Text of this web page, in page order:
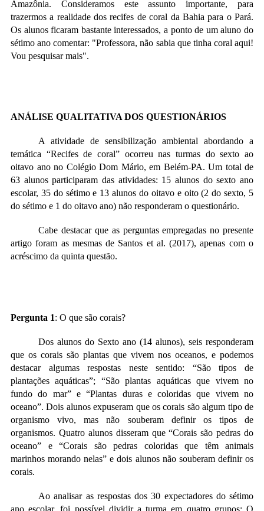
Amazônia. Consideramos este assunto importante, para
trazermos a realidade dos recifes de coral da Bahia para o Pará.
Os alunos ficaram bastante interessados, a ponto de um aluno do
sétimo ano comentar: "Professora, não sabia que tinha coral aqui!
Vou pesquisar mais".
ANÁLISE QUALITATIVA DOS QUESTIONÁRIOS
A atividade de sensibilização ambiental abordando a
temática “Recifes de coral” ocorreu nas turmas do sexto ao
oitavo ano no Colégio Dom Mário, em Belém-PA. Um total de
63 alunos participaram das atividades: 15 alunos do sexto ano
escolar, 35 do sétimo e 13 alunos do oitavo e oito (2 do sexto, 5
do sétimo e 1 do oitavo ano) não responderam o questionário.
Cabe destacar que as perguntas empregadas no presente
artigo foram as mesmas de Santos et al. (2017), apenas com o
acréscimo da quinta questão.
Pergunta 1: O que são corais?
Dos alunos do Sexto ano (14 alunos), seis responderam
que os corais são plantas que vivem nos oceanos, e podemos
destacar algumas respostas neste sentido: “São tipos de
plantações aquáticas”; “São plantas aquáticas que vivem no
fundo do mar” e “Plantas duras e coloridas que vivem no
oceano”. Dois alunos expuseram que os corais são algum tipo de
organismo vivo, mas não souberam definir os tipos de
organismos. Quatro alunos disseram que “Corais são pedras do
oceano” e “Corais são pedras coloridas que têm animais
marinhos morando nelas” e dois alunos não souberam definir os
corais.
Ao analisar as respostas dos 30 expectadores do sétimo
ano escolar, foi possível dividir a turma em quatro grupos: O